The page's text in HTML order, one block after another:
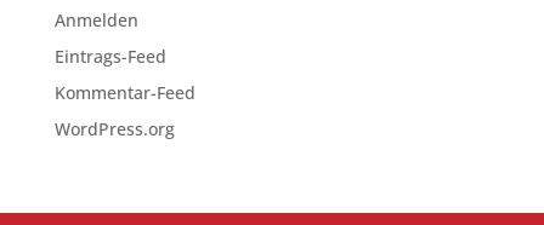
Anmelden
Eintrags-Feed
Kommentar-Feed
WordPress.org